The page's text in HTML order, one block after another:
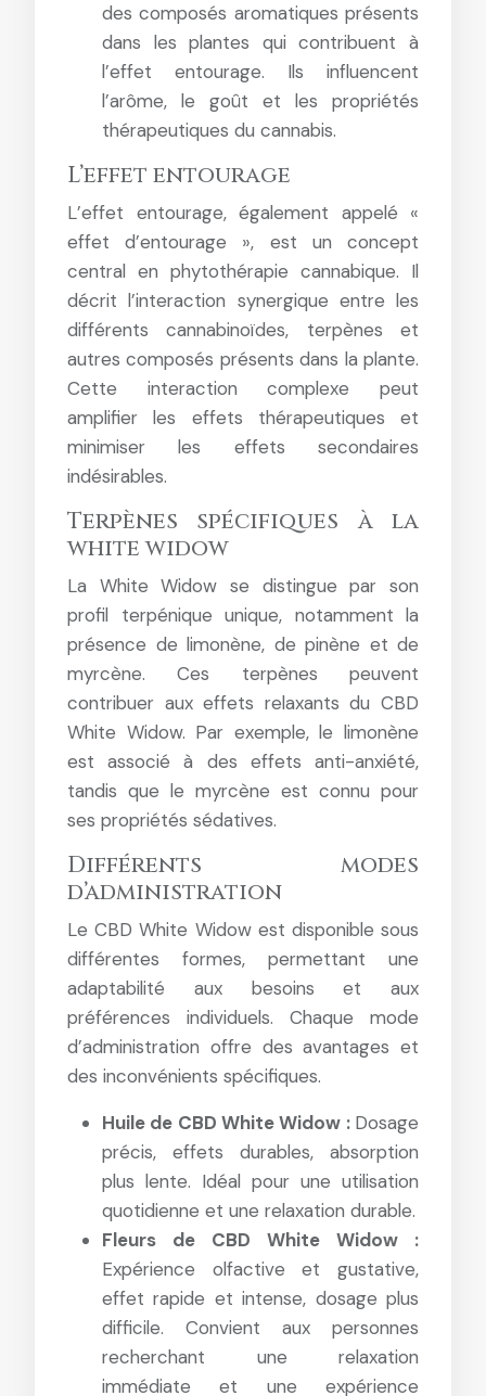
des composés aromatiques présents
dans les plantes qui contribuent à
l’effet entourage. Ils influencent
l’arôme, le goût et les propriétés
thérapeutiques du cannabis.
L’effet entourage
L’effet entourage, également appelé «
effet d’entourage », est un concept
central en phytothérapie cannabique. Il
décrit l’interaction synergique entre les
différents cannabinoïdes, terpènes et
autres composés présents dans la plante.
Cette interaction complexe peut
amplifier les effets thérapeutiques et
minimiser les effets secondaires
indésirables.
Terpènes spécifiques à la
white widow
La White Widow se distingue par son
profil terpénique unique, notamment la
présence de limonène, de pinène et de
myrcène. Ces terpènes peuvent
contribuer aux effets relaxants du CBD
White Widow. Par exemple, le limonène
est associé à des effets anti-anxiété,
tandis que le myrcène est connu pour
ses propriétés sédatives.
Différents modes
d’administration
Le CBD White Widow est disponible sous
différentes formes, permettant une
adaptabilité aux besoins et aux
préférences individuels. Chaque mode
d’administration offre des avantages et
des inconvénients spécifiques.
Huile de CBD White Widow : Dosage
précis, effets durables, absorption
plus lente. Idéal pour une utilisation
quotidienne et une relaxation durable.
Fleurs de CBD White Widow :
Expérience olfactive et gustative,
effet rapide et intense, dosage plus
difficile. Convient aux personnes
recherchant une relaxation
immédiate et une expérience